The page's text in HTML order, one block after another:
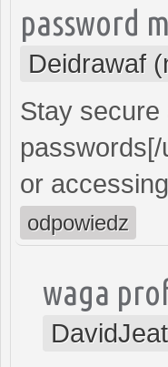
password
Deidrawaf
Stay secure
or
odpowiedz
waga